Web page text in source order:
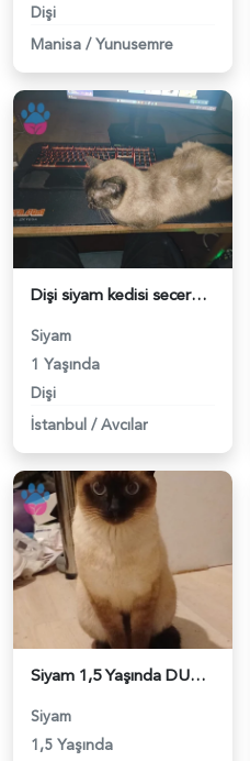
Dişi
Manisa / Yunusemre
Dişi siyam kedisi secereli - 118983779
Siyam
1 Yaşında
Dişi
İstanbul / Avcılar
Siyam 1,5 Yaşında DUMAN Eş Arıyor - 118983765
Siyam
1,5 Yaşında